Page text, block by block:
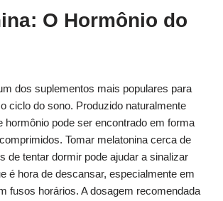
O Hormônio do
dos suplementos mais populares para
ciclo do sono. Produzido naturalmente
hormônio pode ser encontrado em forma
Tomar melatonina cerca de
de tentar dormir pode ajudar a sinalizar
é hora de descansar, especialmente em
fusos horários. A dosagem recomendada